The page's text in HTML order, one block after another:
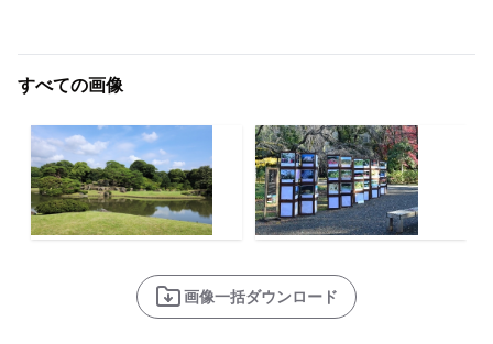
すべての画像
画像一括ダウンロード